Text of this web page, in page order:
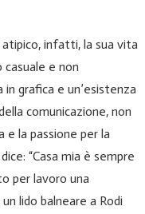
infatti, la sua vita
casuale e non
grafica e un’esistenza
comunicazione, non
e la passione per la
“Casa mia è sempre
per lavoro una
lido balneare a Rodi